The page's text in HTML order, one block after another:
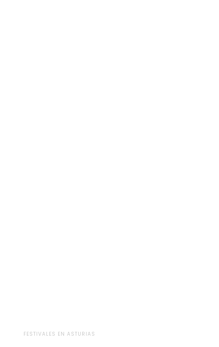
FESTIVALES EN ASTURIAS